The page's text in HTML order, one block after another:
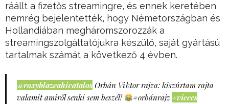
ráállt a fizetős streamingre, és ennek keretében
nemrég bejelentették, hogy Németországban és
Hollandiában megháromszorozzák a
streamingszolgáltatójukra készülő, saját gyártású
tartalmak számát a következő 4 évben.
@roxyblazeahivatalos Orbán Viktor rajza: kiszúrtam rajta
valamit amiről senki sem beszél!
#orbánrajz #vicces